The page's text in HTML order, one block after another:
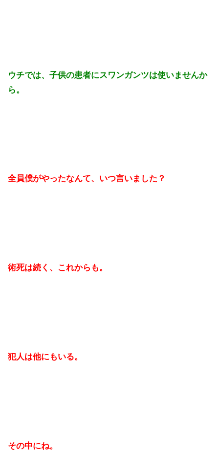
ウチでは、子供の患者にスワンガンツは使いませんか
ら。
全員僕がやったなんて、いつ言いました？
術死は続く、これからも。
犯人は他にもいる。
その中にね。